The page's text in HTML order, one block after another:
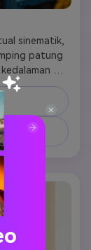
sinematik,
patung
festival